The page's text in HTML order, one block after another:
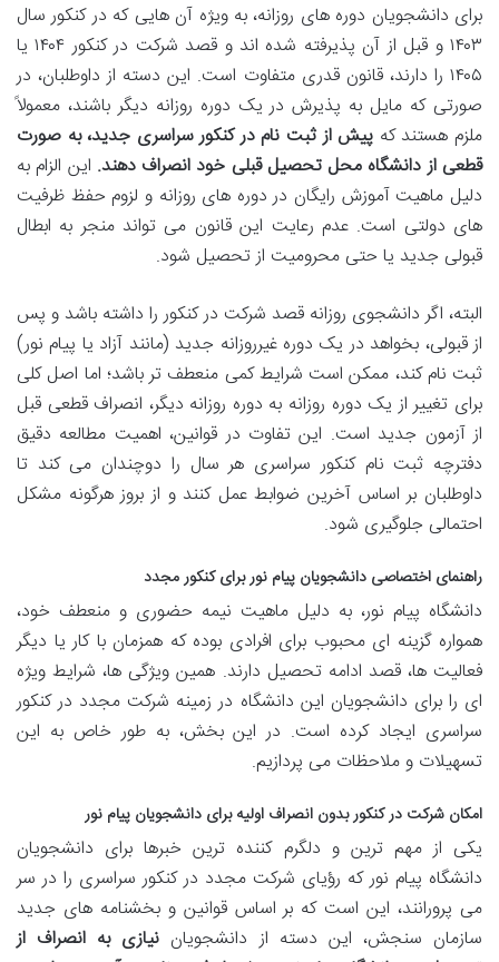
برای دانشجویان دوره های روزانه، به ویژه آن هایی که در کنکور سال
۱۴۰۳ و قبل از آن پذیرفته شده اند و قصد شرکت در کنکور ۱۴۰۴ یا
۱۴۰۵ را دارند، قانون قدری متفاوت است. این دسته از داوطلبان، در
صورتی که مایل به پذیرش در یک دوره روزانه دیگر باشند، معمولاً
ملزم هستند که پیش از ثبت نام در کنکور سراسری جدید، به صورت
قطعی از دانشگاه محل تحصیل قبلی خود انصراف دهند. این الزام به
دلیل ماهیت آموزش رایگان در دوره های روزانه و لزوم حفظ ظرفیت
های دولتی است. عدم رعایت این قانون می تواند منجر به ابطال
قبولی جدید یا حتی محرومیت از تحصیل شود.
البته، اگر دانشجوی روزانه قصد شرکت در کنکور را داشته باشد و پس
از قبولی، بخواهد در یک دوره غیرروزانه جدید (مانند آزاد یا پیام نور)
ثبت نام کند، ممکن است شرایط کمی منعطف تر باشد؛ اما اصل کلی
برای تغییر از یک دوره روزانه به دوره روزانه دیگر، انصراف قطعی قبل
از آزمون جدید است. این تفاوت در قوانین، اهمیت مطالعه دقیق
دفترچه ثبت نام کنکور سراسری هر سال را دوچندان می کند تا
داوطلبان بر اساس آخرین ضوابط عمل کنند و از بروز هرگونه مشکل
احتمالی جلوگیری شود.
راهنمای اختصاصی دانشجویان پیام نور برای کنکور مجدد
دانشگاه پیام نور، به دلیل ماهیت نیمه حضوری و منعطف خود،
همواره گزینه ای محبوب برای افرادی بوده که همزمان با کار یا دیگر
فعالیت ها، قصد ادامه تحصیل دارند. همین ویژگی ها، شرایط ویژه
ای را برای دانشجویان این دانشگاه در زمینه شرکت مجدد در کنکور
سراسری ایجاد کرده است. در این بخش، به طور خاص به این
تسهیلات و ملاحظات می پردازیم.
امکان شرکت در کنکور بدون انصراف اولیه برای دانشجویان پیام نور
یکی از مهم ترین و دلگرم کننده ترین خبرها برای دانشجویان
دانشگاه پیام نور که رؤیای شرکت مجدد در کنکور سراسری را در سر
می پرورانند، این است که بر اساس قوانین و بخشنامه های جدید
سازمان سنجش، این دسته از دانشجویان نیازی به انصراف از